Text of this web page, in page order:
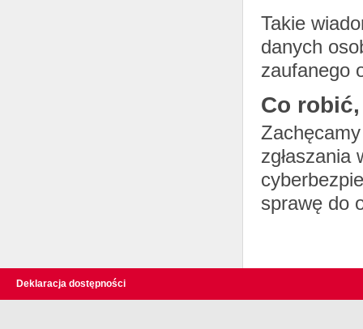
Takie
danych
zaufanego
Co
zgłaszania
sprawę do
Deklaracja dostępności